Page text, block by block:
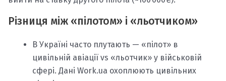
Різниця між «пілотом» і «льотчиком»
В Україні часто плутають — «пілот» в
цивільній авіації vs «льотчик» у військовій
сфері. Дані Work.ua охоплюють цивільних